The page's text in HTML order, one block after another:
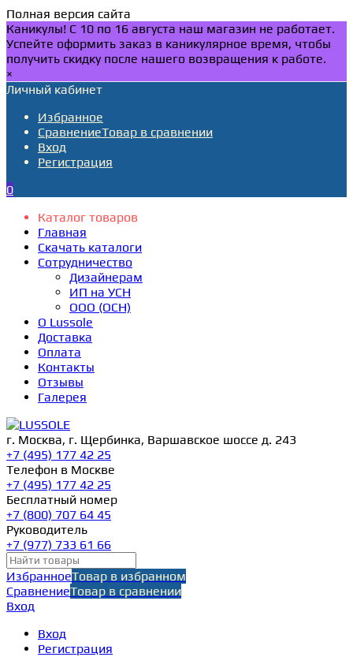
Полная версия сайта
Каникулы! С 10 по 16 августа наш магазин не работает.
Успейте оформить заказ в каникулярное время, чтобы
получить скидку после нашего возвращения к работе.
×
Личный кабинет
Избранное
СравнениеТовар в сравнении
Вход
Регистрация
0
Каталог товаров
Главная
Скачать каталоги
Сотрудничество
Дизайнерам
ИП на УСН
ООО (ОСН)
О Lussole
Доставка
Оплата
Контакты
Отзывы
Галерея
г. Москва, г. Щербинка, Варшавское шоссе д. 243
+7 (495) 177 42 25
Телефон в Москве
+7 (495) 177 42 25
Бесплатный номер
+7 (800) 707 64 45
Руководитель
+7 (977) 733 61 66
ИзбранноеТовар в избранном
СравнениеТовар в сравнении
Вход
Вход
Регистрация